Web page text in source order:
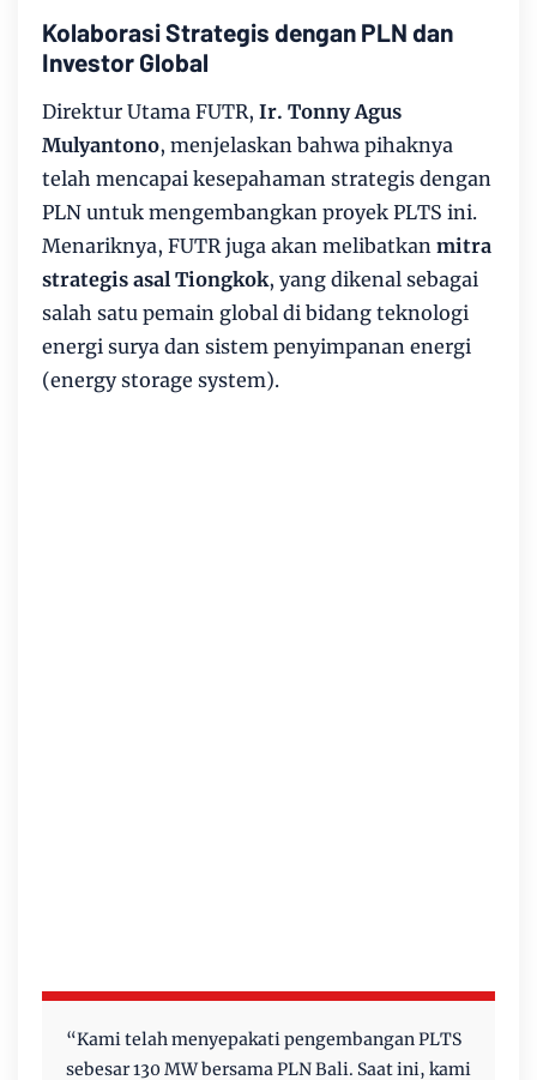
Kolaborasi Strategis dengan PLN dan
Investor Global
Direktur Utama FUTR, Ir. Tonny Agus
Mulyantono, menjelaskan bahwa pihaknya
telah mencapai kesepahaman strategis dengan
PLN untuk mengembangkan proyek PLTS ini.
Menariknya, FUTR juga akan melibatkan mitra
strategis asal Tiongkok, yang dikenal sebagai
salah satu pemain global di bidang teknologi
energi surya dan sistem penyimpanan energi
(energy storage system).
“Kami telah menyepakati pengembangan PLTS
sebesar 130 MW bersama PLN Bali. Saat ini, kami